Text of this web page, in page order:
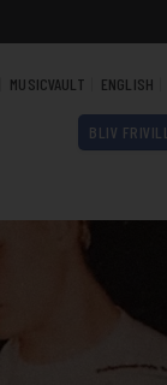
BLIV
MUSICVAULT ENGLISH